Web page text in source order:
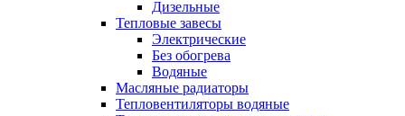
Дизельные
Тепловые завесы
Электрические
Без обогрева
Водяные
Масляные радиаторы
Тепловентиляторы водяные